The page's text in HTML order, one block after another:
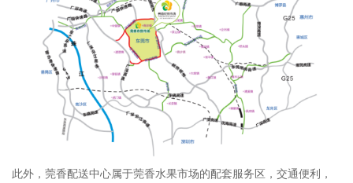
此外，莞香配送中心属于莞香水果市场的配套服务区，交通便利，